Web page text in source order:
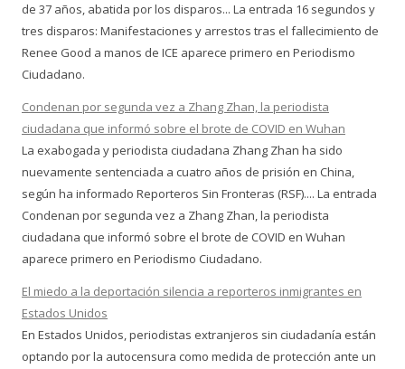
de 37 años, abatida por los disparos... La entrada 16 segundos y
tres disparos: Manifestaciones y arrestos tras el fallecimiento de
Renee Good a manos de ICE aparece primero en Periodismo
Ciudadano.
Condenan por segunda vez a Zhang Zhan, la periodista
ciudadana que informó sobre el brote de COVID en Wuhan
La exabogada y periodista ciudadana Zhang Zhan ha sido
nuevamente sentenciada a cuatro años de prisión en China,
según ha informado Reporteros Sin Fronteras (RSF).... La entrada
Condenan por segunda vez a Zhang Zhan, la periodista
ciudadana que informó sobre el brote de COVID en Wuhan
aparece primero en Periodismo Ciudadano.
El miedo a la deportación silencia a reporteros inmigrantes en
Estados Unidos
En Estados Unidos, periodistas extranjeros sin ciudadanía están
optando por la autocensura como medida de protección ante un